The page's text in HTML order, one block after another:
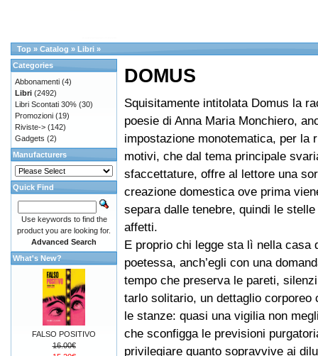
Top » Catalog » Libri »
DOMUS
Squisitamente intitolata Domus la
poesie di Anna Maria Monchiero,
impostazione monotematica, per la
motivi, che dal tema principale
sfaccettature, offre al lettore una
creazione domestica ove prima
separa dalle tenebre, quindi le
affetti.
E proprio chi legge sta lì nella casa
poetessa, anch’egli con una
tempo che preserva le pareti,
tarlo solitario, un dettaglio corporeo
le stanze: quasi una vigilia non
che sconfigga le previsioni
privilegiare quanto sopravvive ai
Categories
Abbonamenti (4)
Libri (2492)
Libri Scontati 30% (30)
Promozioni (19)
Riviste-> (142)
Gadgets (2)
Manufacturers
Quick Find
Use keywords to find the
product you are looking for.
Advanced Search
What's New?
FALSO POSITIVO
16.00€